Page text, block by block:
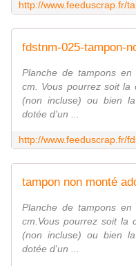
Planche de tampons
cm. Vous pourrez soit
(non incluse) ou bien
dotée d'un ...
tampon non monté
Planche de tampons
cm.Vous pourrez soit la
(non incluse) ou bien
dotée d'un ...